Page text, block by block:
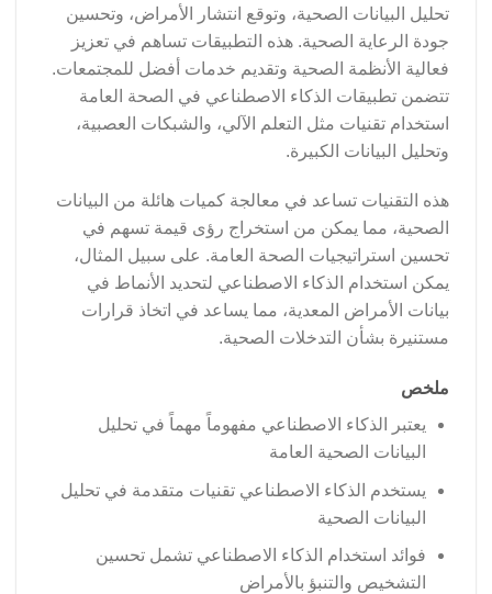
تحليل البيانات الصحية، وتوقع انتشار الأمراض، وتحسين
جودة الرعاية الصحية. هذه التطبيقات تساهم في تعزيز
فعالية الأنظمة الصحية وتقديم خدمات أفضل للمجتمعات.
تتضمن تطبيقات الذكاء الاصطناعي في الصحة العامة
استخدام تقنيات مثل التعلم الآلي، والشبكات العصبية،
وتحليل البيانات الكبيرة.
هذه التقنيات تساعد في معالجة كميات هائلة من البيانات
الصحية، مما يمكن من استخراج رؤى قيمة تسهم في
تحسين استراتيجيات الصحة العامة. على سبيل المثال،
يمكن استخدام الذكاء الاصطناعي لتحديد الأنماط في
بيانات الأمراض المعدية، مما يساعد في اتخاذ قرارات
مستنيرة بشأن التدخلات الصحية.
ملخص
يعتبر الذكاء الاصطناعي مفهوماً مهماً في تحليل
البيانات الصحية العامة
يستخدم الذكاء الاصطناعي تقنيات متقدمة في تحليل
البيانات الصحية
فوائد استخدام الذكاء الاصطناعي تشمل تحسين
التشخيص والتنبؤ بالأمراض